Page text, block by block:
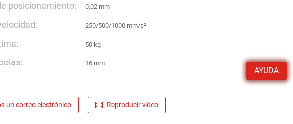
AYUDA
posicionamiento: 0,02 mm
250/500/1000 mm/s²
50 kg
16 mm
un correo electrónico Reproducir video